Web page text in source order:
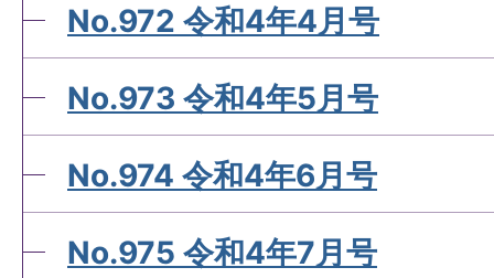
No.972 令和4年4月号
No.973 令和4年5月号
No.974 令和4年6月号
No.975 令和4年7月号